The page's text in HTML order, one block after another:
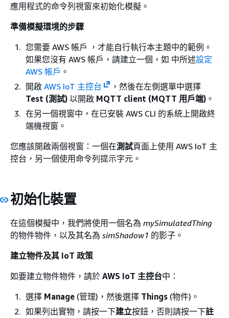
應用程式的命令列視窗來初始化模擬。
準備模擬環境的步驟
您需要 AWS 帳戶 ，才能自行執行本主題中的範例。
如果您沒有 AWS 帳戶，請建立一個，如 中所述設定
AWS 帳戶 。
開啟 AWS IoT 主控台
，然後在左側選單中選擇
Test (測試) 以開啟 MQTT client (MQTT 用戶端) 。
在另一個視窗中，在已安裝 AWS CLI 的系統上開啟終
端機視窗。
您應該開啟兩個視窗：一個在測試頁面上使用 AWS IoT 主
控台，另一個使用命令列提示字元。
初始化裝置
在這個模擬中，我們將使用一個名為 mySimulatedThing
的物件物件，以及其名為 simShadow1 的影子。
建立物件及其 IoT 政策
如要建立物件物件，請於 AWS IoT 主控台中：
選擇 Manage (管理)，然後選擇 Things (物件)。
如果列出實物，請按一下建立按鈕，否則請按一下註